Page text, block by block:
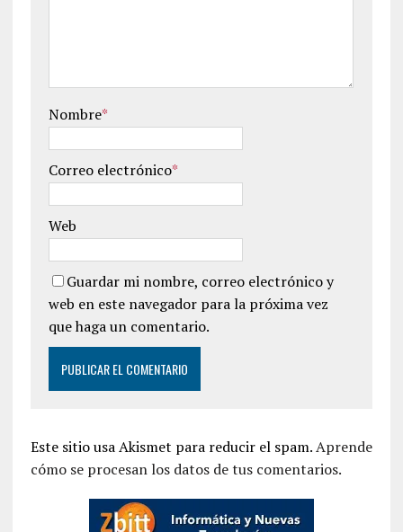
Nombre*
Correo electrónico*
Web
Guardar mi nombre, correo electrónico y
web en este navegador para la próxima vez
que haga un comentario.
Este sitio usa Akismet para reducir el spam.Aprende
cómo se procesan los datos de tus comentarios.